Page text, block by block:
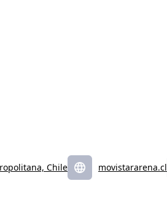
Chile movistararena.cl